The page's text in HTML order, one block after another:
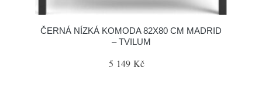
ČERNÁ NÍZKÁ KOMODA 82X80 CM MADRID
– TVILUM
5 149 Kč